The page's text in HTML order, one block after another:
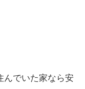
んでいた家なら安